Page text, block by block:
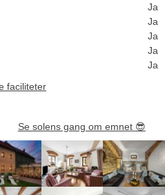
Ja
Ja
Ja
Ja
Ja
faciliteter
Se solens gang om emnet 😎